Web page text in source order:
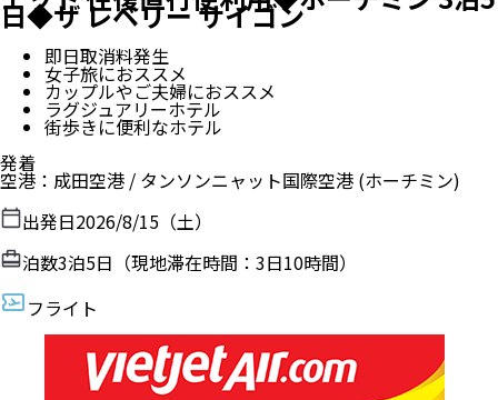
日◆ザ レベリー サイゴン
即日取消料発生
女子旅におススメ
カップルやご夫婦におススメ
ラグジュアリーホテル
街歩きに便利なホテル
発着
空港 ： 成田空港 / タンソンニャット国際空港 (ホーチミン)
出発日2026/8/15（土）
泊数3泊5日（現地滞在時間： 3日10時間）
フライト